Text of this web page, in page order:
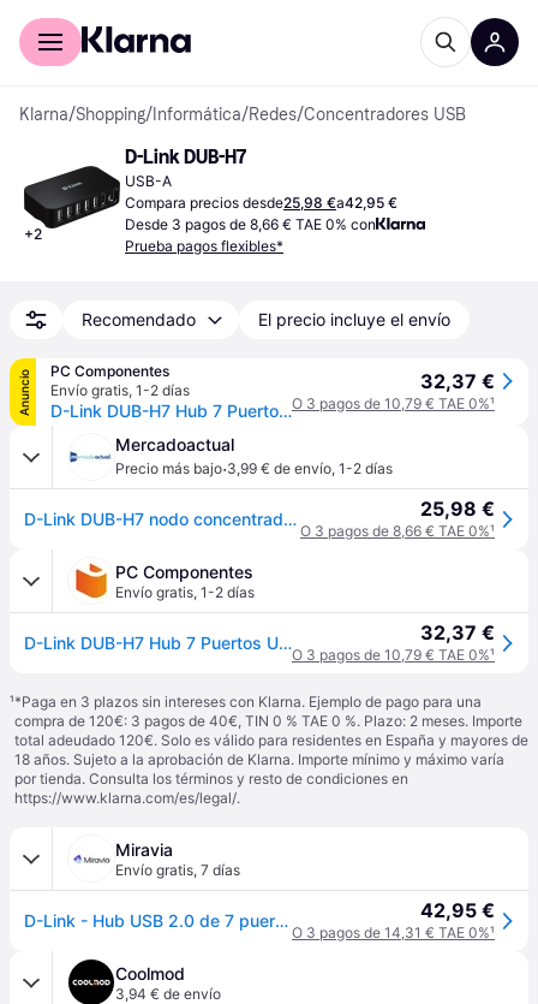
Comprar con Klarna
Klarna/Shopping/ Informática/Redes/Concentradores USB
+2
D-Link DUB-H7
USB-A
Compara precios desde25,98 €a42,95 €
Desde 3 pagos de 8,66 € TAE 0% con
Prueba pagos flexibles*
Recomendado El precio incluye el envío
Anuncio
PC Componentes
Envío gratis, 1-2 días
D-Link DUB-H7 Hub 7 Puertos USB 2.0
32,37 €
O 3 pagos de 10,79 € TAE 0%¹
Mercadoactual
Precio más bajo·3,99 € de envío, 1-2 días
D-Link DUB-H7 nodo concentrador USB 2.0 Type-B 4800 Mbit/s Negro 25,98 €
O 3 pagos de 8,66 € TAE 0%¹
PC Componentes
Envío gratis, 1-2 días
D-Link DUB-H7 Hub 7 Puertos USB 2.0 32,37 €
O 3 pagos de 10,79 € TAE 0%¹
¹*Paga en 3 plazos sin intereses con Klarna. Ejemplo de pago para una
compra de 120€: 3 pagos de 40€, TIN 0 % TAE 0 %. Plazo: 2 meses. Importe
total adeudado 120€. Solo es válido para residentes en España y mayores de
18 años. Sujeto a la aprobación de Klarna. Importe mínimo y máximo varía
por tienda. Consulta los términos y resto de condiciones en
https://www.klarna.com/es/legal/.
Miravia
Envío gratis, 7 días
D-Link - Hub USB 2.0 de 7 puertos DUB-H7 con carga rápida hasta 2,4 A y transferencia a 480 Mbps para PC y Mac, Plug and Play sin drivers 42,95 €
O 3 pagos de 14,31 € TAE 0%¹
Coolmod
3,94 € de envío